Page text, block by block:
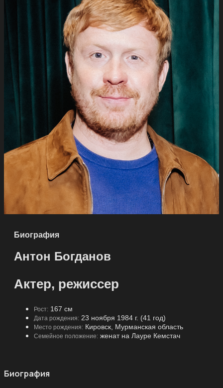
Биография
Антон Богданов
Актер, режиссер
Рост: 167 см
Дата рождения: 23 ноября 1984 г. (41 год)
Место рождения: Кировск, Мурманская область
Семейное положение: женат на Лауре Кемстач
Биография